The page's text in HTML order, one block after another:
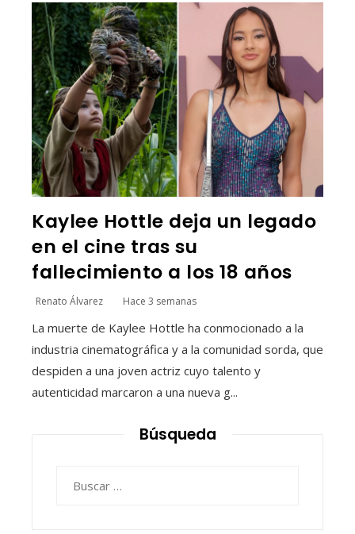
Kaylee Hottle deja un legado
en el cine tras su
fallecimiento a los 18 años
Renato Álvarez Hace 3 semanas
La muerte de Kaylee Hottle ha conmocionado a la
industria cinematográfica y a la comunidad sorda, que
despiden a una joven actriz cuyo talento y
autenticidad marcaron a una nueva g...
Búsqueda